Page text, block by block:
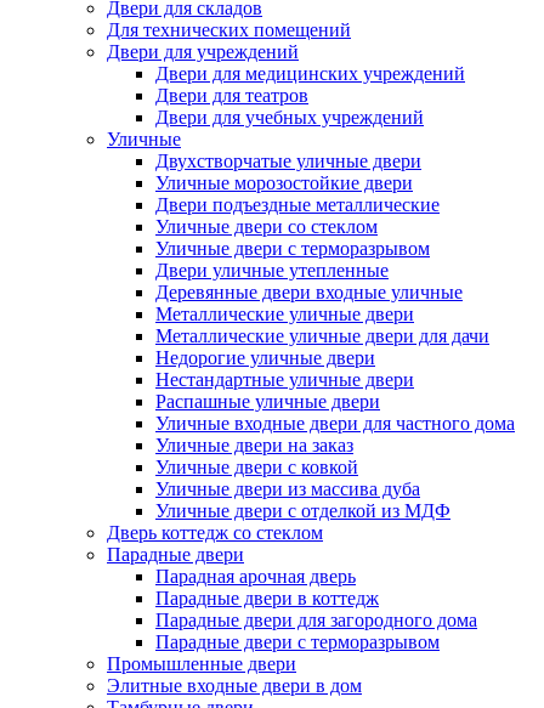
Двери для складов
Для технических помещений
Двери для учреждений
Двери для медицинских учреждений
Двери для театров
Двери для учебных учреждений
Уличные
Двухстворчатые уличные двери
Уличные морозостойкие двери
Двери подъездные металлические
Уличные двери со стеклом
Уличные двери с терморазрывом
Двери уличные утепленные
Деревянные двери входные уличные
Металлические уличные двери
Металлические уличные двери для дачи
Недорогие уличные двери
Нестандартные уличные двери
Распашные уличные двери
Уличные входные двери для частного дома
Уличные двери на заказ
Уличные двери с ковкой
Уличные двери из массива дуба
Уличные двери с отделкой из МДФ
Дверь коттедж со стеклом
Парадные двери
Парадная арочная дверь
Парадные двери в коттедж
Парадные двери для загородного дома
Парадные двери с терморазрывом
Промышленные двери
Элитные входные двери в дом